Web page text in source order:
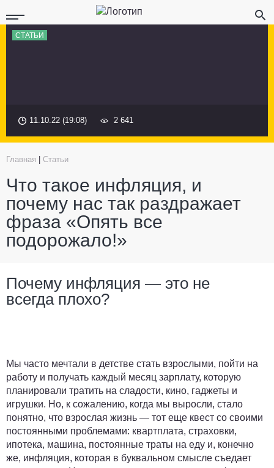
СТАТЬИ
11.10.22 (19:08) 2 641
Главная Статьи
Что такое инфляция, и
почему нас так раздражает
фраза «Опять все
подорожало!»
Почему инфляция — это не
всегда плохо?
Мы часто мечтали в детстве стать взрослыми, пойти на
работу и получать каждый месяц зарплату, которую
планировали тратить на сладости, кино, гаджеты и
игрушки. Но, к сожалению, когда мы выросли, стало
понятно, что взрослая жизнь — тот еще квест со своими
постоянными проблемами: квартплата, страховки,
ипотека, машина, постоянные траты на еду и, конечно
же, инфляция, которая в буквальном смысле съедает